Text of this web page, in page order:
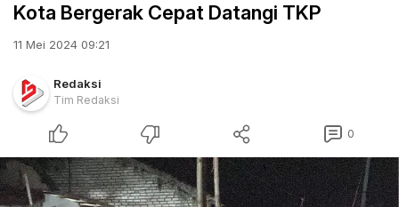
Kota Bergerak Cepat Datangi TKP
11 Mei 2024 09:21
Redaksi
Tim Redaksi
0